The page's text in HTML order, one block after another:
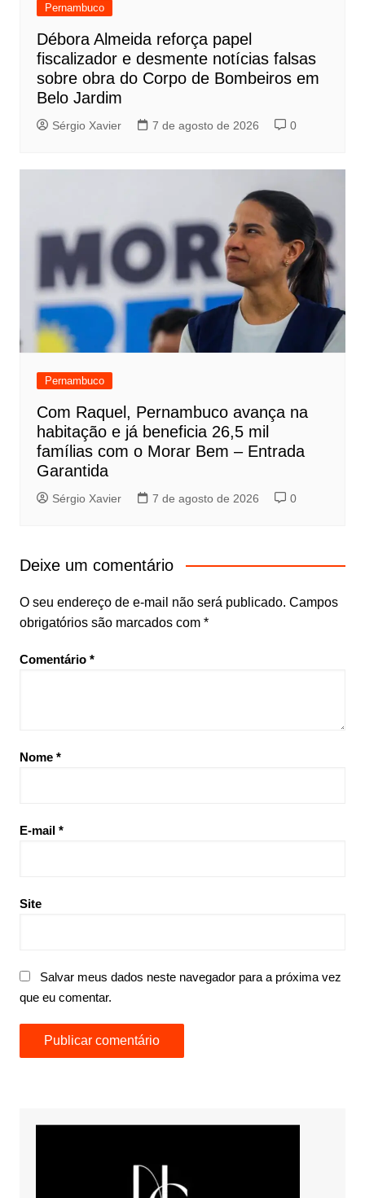
Pernambuco
Débora Almeida reforça papel
fiscalizador e desmente notícias falsas
sobre obra do Corpo de Bombeiros em
Belo Jardim
Sérgio Xavier 7 de agosto de 2026 0
Pernambuco
Com Raquel, Pernambuco avança na
habitação e já beneficia 26,5 mil
famílias com o Morar Bem – Entrada
Garantida
Sérgio Xavier 7 de agosto de 2026 0
Deixe um comentário
O seu endereço de e-mail não será publicado. Campos
obrigatórios são marcados com *
Comentário *
Nome *
E-mail *
Site
Salvar meus dados neste navegador para a próxima vez
que eu comentar.